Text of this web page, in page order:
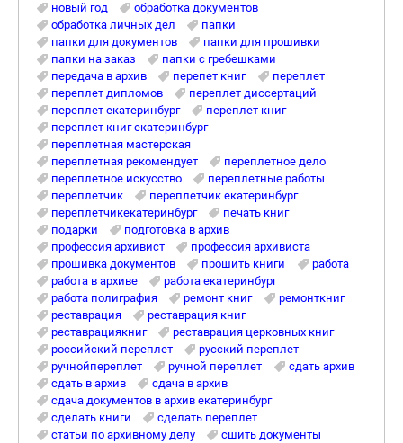
новый год
обработка документов
обработка личных дел
папки
папки для документов
папки для прошивки
папки на заказ
папки с гребешками
передача в архив
перепет книг
переплет
переплет дипломов
переплет диссертаций
переплет екатеринбург
переплет книг
переплет книг екатеринбург
переплетная мастерская
переплетная рекомендует
переплетное дело
переплетное искусство
переплетные работы
переплетчик
переплетчик екатеринбург
переплетчикекатеринбург
печать книг
подарки
подготовка в архив
профессия архивист
профессия архивиста
прошивка документов
прошить книги
работа
работа в архиве
работа екатеринбург
работа полиграфия
ремонт книг
ремонткниг
реставрация
реставрация книг
реставрациякниг
реставрация церковных книг
российский переплет
русский переплет
ручнойпереплет
ручной переплет
сдать архив
сдать в архив
сдача в архив
сдача документов в архив екатеринбург
сделать книги
сделать переплет
статьи по архивному делу
сшить документы